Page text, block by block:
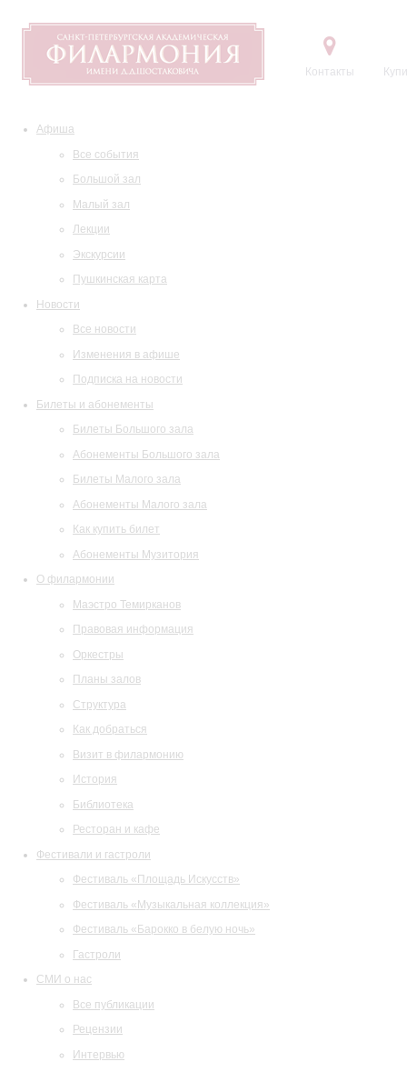
Контакты
Афиша
Все события
Большой зал
Малый зал
Лекции
Экскурсии
Пушкинская карта
Новости
Все новости
Изменения в афише
Подписка на новости
Билеты и абонементы
Билеты Большого зала
Абонементы Большого зала
Билеты Малого зала
Абонементы Малого зала
Как купить билет
Абонементы Музитория
О филармонии
Маэстро Темирканов
Правовая информация
Оркестры
Планы залов
Структура
Как добраться
Визит в филармонию
История
Библиотека
Ресторан и кафе
Фестивали и гастроли
Фестиваль «Площадь Искусств»
Фестиваль «Музыкальная коллекция»
Фестиваль «Барокко в белую ночь»
Гастроли
СМИ о нас
Все публикации
Рецензии
Интервью